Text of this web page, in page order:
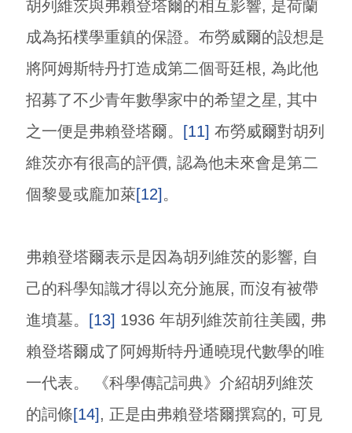
胡列維茨與弗賴登塔爾的相互影響, 是荷蘭
成為拓樸學重鎮的保證。布勞威爾的設想是
將阿姆斯特丹打造成第二個哥廷根, 為此他
招募了不少青年數學家中的希望之星, 其中
之一便是弗賴登塔爾。
[11] 布勞威爾對胡列
維茨亦有很高的評價, 認為他未來會是第二
個黎曼或龐加萊[12] 。
弗賴登塔爾表示是因為胡列維茨的影響, 自
己的科學知識才得以充分施展, 而沒有被帶
進墳墓。
[13] 1936 年胡列維茨前往美國, 弗
賴登塔爾成了阿姆斯特丹通曉現代數學的唯
一代表。 《科學傳記詞典》介紹胡列維茨
的詞條[14], 正是由弗賴登塔爾撰寫的, 可見